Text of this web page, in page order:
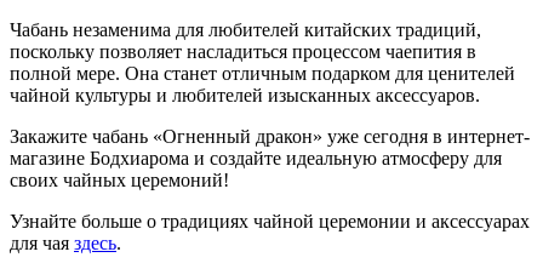
Чабань незаменима для любителей китайских традиций,
поскольку позволяет насладиться процессом чаепития в
полной мере. Она станет отличным подарком для ценителей
чайной культуры и любителей изысканных аксессуаров.
Закажите чабань «Огненный дракон» уже сегодня в интернет-
магазине Бодхиарома и создайте идеальную атмосферу для
своих чайных церемоний!
Узнайте больше о традициях чайной церемонии и аксессуарах
для чая здесь.